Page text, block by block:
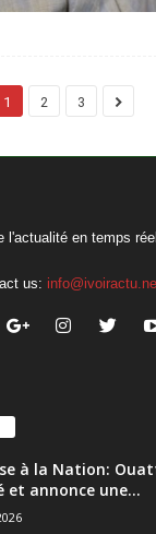
1 2 3
l'actualité en temps réel.
us:
à la Nation:
et annonce une...